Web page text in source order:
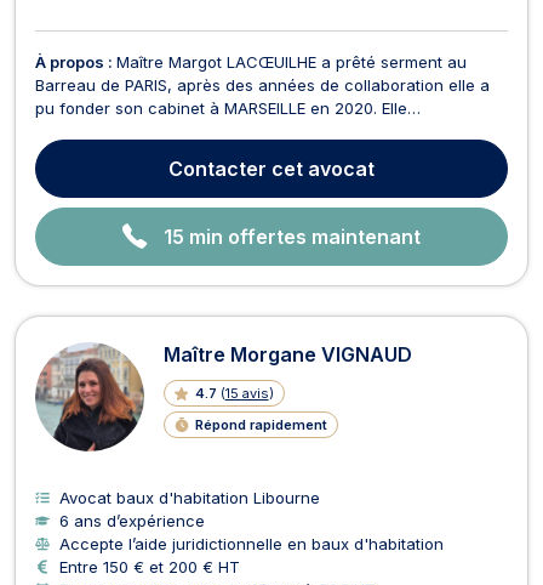
À propos : Maître Margot LACŒUILHE a prêté serment au
Barreau de PARIS, après des années de collaboration elle a
pu fonder son cabinet à MARSEILLE en 2020. Elle
ainsi que les entrepreneurs dans la défense de leurs droits,
avec une approche fondée sur l'écoute, la réactivité e...
Contacter cet avocat
15 min offertes maintenant
Maître Morgane VIGNAUD
4.7 (15 avis)
Répond rapidement
Avocat baux d'habitation Libourne
6 ans d’expérience
Accepte l’aide juridictionnelle en baux d'habitation
Entre 150 € et 200 € HT